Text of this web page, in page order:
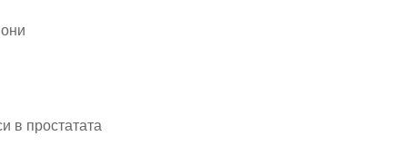
в простатата